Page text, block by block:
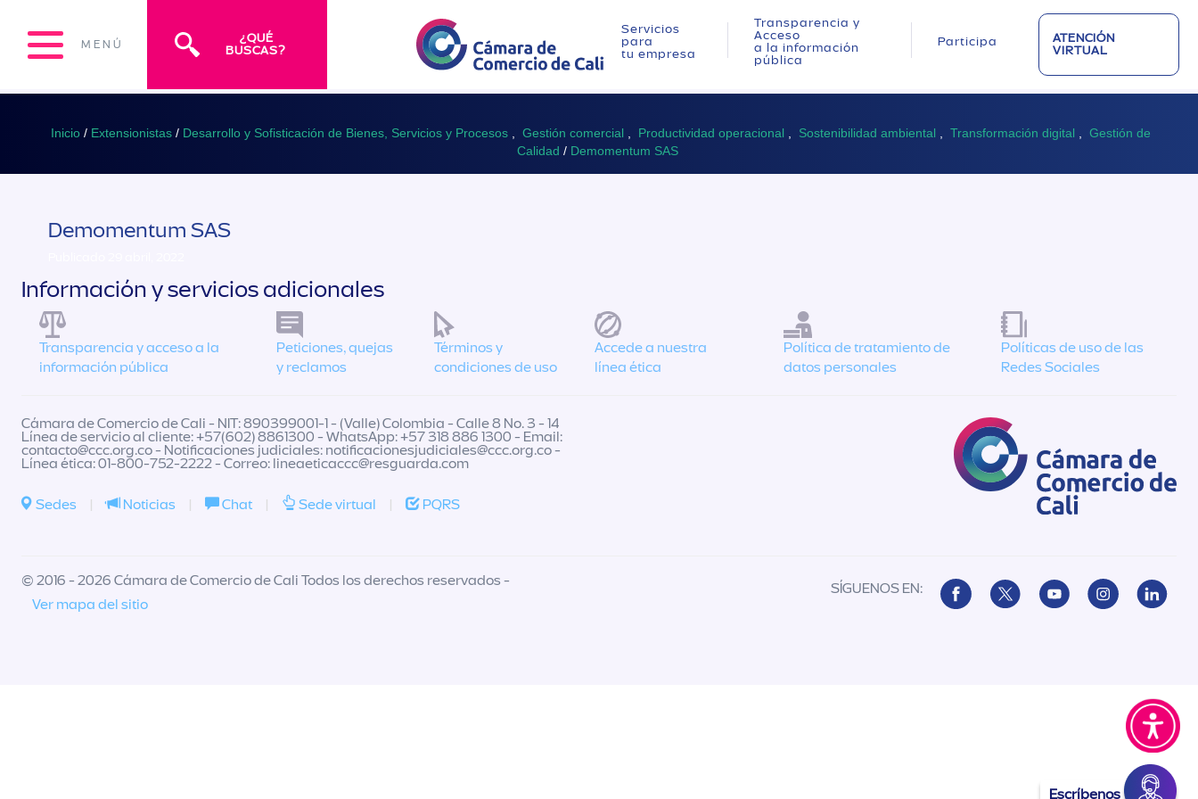
MENÚ
¿QUÉ
BUSCAS?
Servicios
para
tu empresa
Transparencia y
Acceso
a la información
pública
Participa
ATENCIÓN
VIRTUAL
Inicio / Extensionistas / Desarrollo y Sofisticación de Bienes, Servicios y Procesos Gestión comercial Productividad operacional Sostenibilidad ambiental Transformación digital
Gestión de
Calidad / Demomentum SAS
Demomentum SAS
Escríbenos
Información y servicios adicionales
Transparencia y acceso a la
información pública
Peticiones, quejas
y reclamos
Términos y
condiciones de uso
Accede a nuestra
línea ética
Política de tratamiento de
datos personales
Políticas de uso de las
Redes Sociales
Cámara de Comercio de Cali - NIT: 890399001-1 - (Valle) Colombia - Calle 8 No. 3 - 14
Línea de servicio al cliente: +57(602) 8861300 - WhatsApp: +57 318 886 1300 - Email:
contacto@ccc.org.co- Notificaciones judiciales: notificacionesjudiciales@ccc.org.co-
Línea ética: 01-800-752-2222 - Correo: lineaeticaccc@resguarda.com
Sedes | Noticias | Chat | Sede virtual | PQRS
© 2016 - 2026 Cámara de Comercio de Cali Todos los derechos reservados -
Ver mapa del sitio
SÍGUENOS EN: